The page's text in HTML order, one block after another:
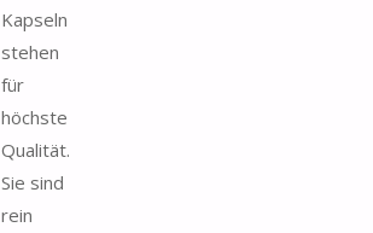
Kapseln
stehen
für
höchste
Qualität.
Sie sind
rein